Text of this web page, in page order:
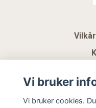
Vi bruker
Vi bruker cookies.